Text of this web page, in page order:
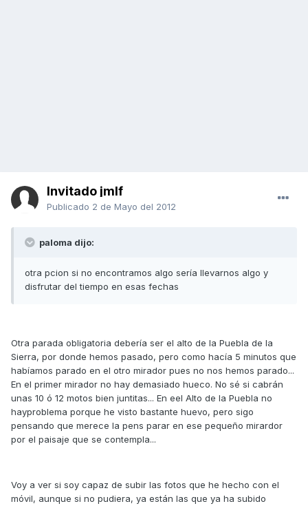
Invitado jmlf
Publicado 2 de Mayo del 2012
paloma dijo:
otra pcion si no encontramos algo sería llevarnos algo y
disfrutar del tiempo en esas fechas
Otra parada obligatoria debería ser el alto de la Puebla de la
Sierra, por donde hemos pasado, pero como hacía 5 minutos que
habíamos parado en el otro mirador pues no nos hemos parado...
En el primer mirador no hay demasiado hueco. No sé si cabrán
unas 10 ó 12 motos bien juntitas... En eel Alto de la Puebla no
hayproblema porque he visto bastante huevo, pero sigo
pensando que merece la pens parar en ese pequeño mirardor
por el paisaje que se contempla...
Voy a ver si soy capaz de subir las fotos que he hecho con el
móvil, aunque si no pudiera, ya están las que ya ha subido